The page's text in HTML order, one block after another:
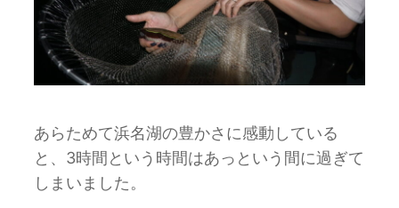
あらためて浜名湖の豊かさに感動している
と、3時間という時間はあっという間に過ぎて
しまいました。